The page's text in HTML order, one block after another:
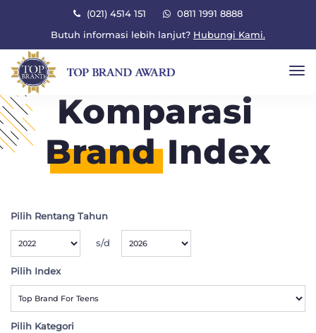
(021) 4514 151
0811 1991 8888
Butuh informasi lebih lanjut? Hubungi Kami.
Komparasi
Brand Index
Pilih Rentang Tahun
s/d
Pilih Index
Pilih Kategori